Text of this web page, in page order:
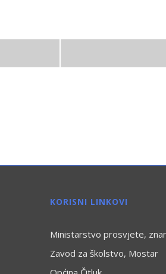
KORISNI LINKOVI
Ministarstvo prosvjete,
Zavod za školstvo, Mostar